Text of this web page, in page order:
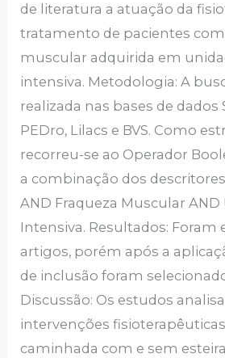
de literatura a atuação da
tratamento de pacientes
muscular adquirida em
intensiva. Metodologia: A
realizada nas bases de dados
PEDro, Lilacs e BVS. Como
recorreu-se ao Operador
a combinação dos
AND Fraqueza Muscular AND
Intensiva. Resultados: Foram
artigos, porém após a
de inclusão foram
Discussão: Os estudos
intervenções
caminhada com e sem